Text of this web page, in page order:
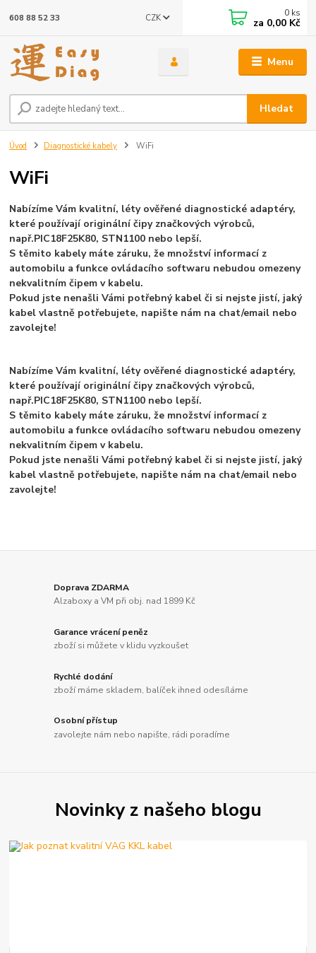
Menu
CZK
Hledat
608 88 52 33 0 ks
za 0,00 Kč
Úvod Diagnostické kabely WiFi
WiFi
Nabízíme Vám kvalitní, léty ověřené diagnostické adaptéry,
které používají originální čipy značkových výrobců,
např.PIC18F25K80, STN1100 nebo lepší.
S těmito kabely máte záruku, že množství informací z
automobilu a funkce ovládacího softwaru nebudou omezeny
nekvalitním čipem v kabelu.
Pokud jste nenašli Vámi potřebný kabel či si nejste jistí, jaký
kabel vlastně potřebujete, napište nám na chat/email nebo
zavolejte!
Nabízíme Vám kvalitní, léty ověřené diagnostické adaptéry,
které používají originální čipy značkových výrobců,
např.PIC18F25K80, STN1100 nebo lepší.
S těmito kabely máte záruku, že množství informací z
automobilu a funkce ovládacího softwaru nebudou omezeny
nekvalitním čipem v kabelu.
Pokud jste nenašli Vámi potřebný kabel či si nejste jistí, jaký
kabel vlastně potřebujete, napište nám na chat/email nebo
zavolejte!
Doprava ZDARMA
Alzaboxy a VM při obj. nad 1899 Kč
Garance vrácení peněz
zboží si můžete v klidu vyzkoušet
Rychlé dodání
zboží máme skladem, balíček ihned odesíláme
Osobní přístup
zavolejte nám nebo napište, rádi poradíme
Novinky z našeho blogu